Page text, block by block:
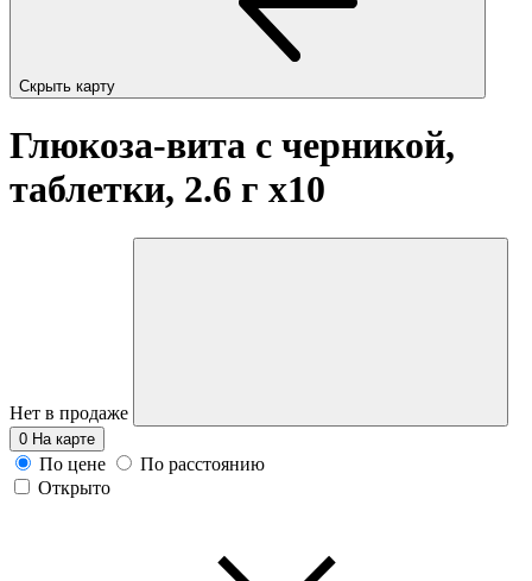
Скрыть карту
Глюкоза-вита с черникой,
таблетки, 2.6 г x10
Нет в продаже
0 На карте
По цене
По расстоянию
Открыто